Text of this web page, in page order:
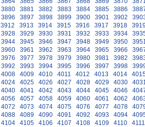
3880 3881 3882 3883 3884 3885 3886
3896 3897 3898 3899 3900 3901 3902
3912 3913 3914 3915 3916 3917 3918
3928 3929 3930 3931 3932 3933 3934
3944 3945 3946 3947 3948 3949 3950
3960 3961 3962 3963 3964 3965 3966
3976 3977 3978 3979 3980 3981 3982
3992 3993 3994 3995 3996 3997 3998
4008 4009 4010 4011 4012 4013 4014
4024 4025 4026 4027 4028 4029 4030
4040 4041 4042 4043 4044 4045 4046
4056 4057 4058 4059 4060 4061 4062
4072 4073 4074 4075 4076 4077 4078
4088 4089 4090 4091 4092 4093 4094
4104 4105 4106 4107 4108 4109 4110
4111